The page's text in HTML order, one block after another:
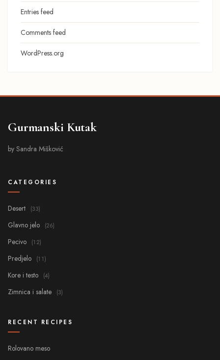
Entries feed
Comments feed
WordPress.org
Gurmanski Kutak
by Sandra Mišković
CATEGORIES
Desert (33)
Glavno jelo (26)
Pecivo (12)
Predjelo (11)
Kore i testo (4)
Zimnica i salate (3)
RECENT RECIPES
Rolovano meso